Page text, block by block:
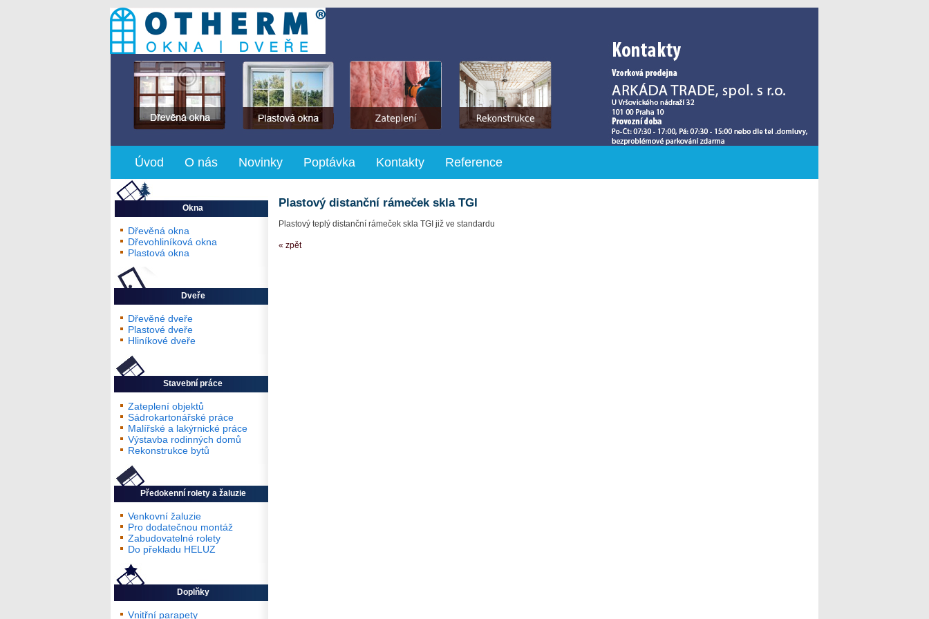
Úvod O nás Novinky Poptávka Kontakty Reference
Okna
Dřevěná okna
Dřevohliníková okna
Plastová okna
Dveře
Dřevěné dveře
Plastové dveře
Hliníkové dveře
Stavební práce
Zateplení objektů
Sádrokartonářské práce
Malířské a lakýrnické práce
Výstavba rodinných domů
Rekonstrukce bytů
Předokenní rolety a žaluzie
Venkovní žaluzie
Pro dodatečnou montáž
Zabudovatelné rolety
Do překladu HELUZ
Doplňky
Vnitřní parapety
Plastový distanční rámeček skla TGI
Plastový teplý distanční rámeček skla TGI již ve standardu
« zpět